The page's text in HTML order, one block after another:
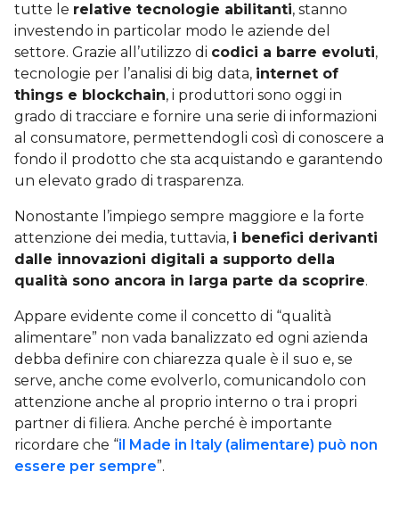
tutte le relative tecnologie abilitanti, stanno
investendo in particolar modo le aziende del
settore. Grazie all’utilizzo di codici a barre evoluti,
tecnologie per l’analisi di big data, internet of
things e blockchain, i produttori sono oggi in
grado di tracciare e fornire una serie di informazioni
al consumatore, permettendogli così di conoscere a
fondo il prodotto che sta acquistando e garantendo
un elevato grado di trasparenza.
Nonostante l’impiego sempre maggiore e la forte
attenzione dei media, tuttavia, i benefici derivanti
dalle innovazioni digitali a supporto della
qualità sono ancora in larga parte da scoprire.
Appare evidente come il concetto di “qualità
alimentare” non vada banalizzato ed ogni azienda
debba definire con chiarezza quale è il suo e, se
serve, anche come evolverlo, comunicandolo con
attenzione anche al proprio interno o tra i propri
partner di filiera. Anche perché è importante
ricordare che “il Made in Italy (alimentare) può non
essere per sempre”.